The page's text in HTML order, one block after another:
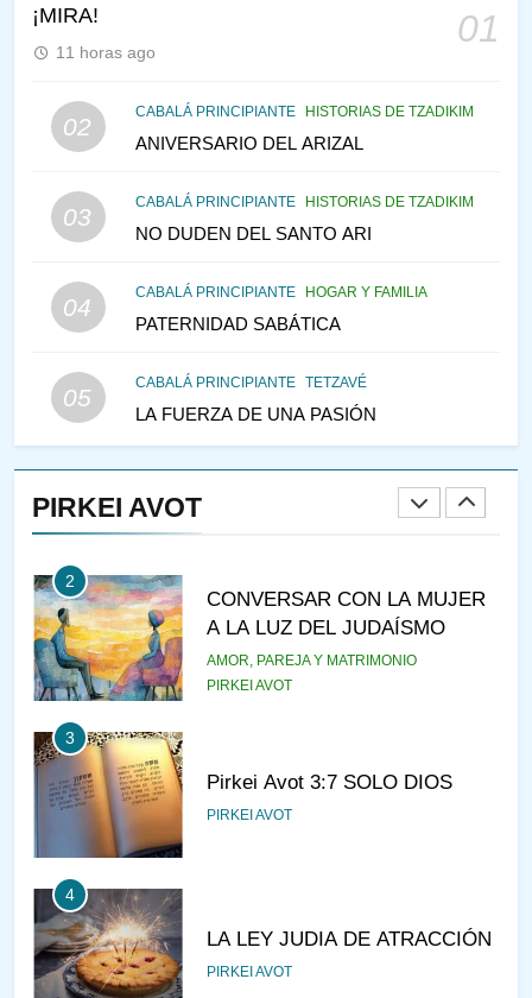
¡MIRA! 01
11 horas ago
02
CABALÁ PRINCIPIANTE HISTORIAS DE TZADIKIM
ANIVERSARIO DEL ARIZAL
03
CABALÁ PRINCIPIANTE HISTORIAS DE TZADIKIM
NO DUDEN DEL SANTO ARI
04
CABALÁ PRINCIPIANTE HOGAR Y FAMILIA
PATERNIDAD SABÁTICA
05
CABALÁ PRINCIPIANTE TETZAVÉ
LA FUERZA DE UNA PASIÓN
PIRKEI AVOT
CONSEJO DE LOS PADRES
146
TEMPLO Y LA ALEGRÍA EN
VEAMOS ¿POR QUÉ
IEHOSHÚA? Y LA QUEJA DE
1
RAZI ¿QUIÉN ES SABIO?
2
CONVERSAR CON LA MUJER
A LA LUZ DEL JUDAÍSMO
AMOR, PAREJA Y MATRIMONIO
PIRKEI AVOT
3
Pirkei Avot 3:7 SOLO DIOS
PIRKEI AVOT
4
LA LEY JUDIA DE ATRACCIÓN
PIRKEI AVOT